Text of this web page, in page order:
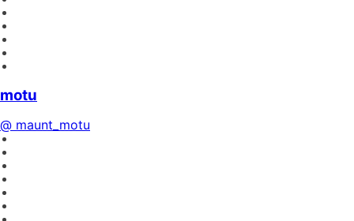
motu
@ maunt_motu